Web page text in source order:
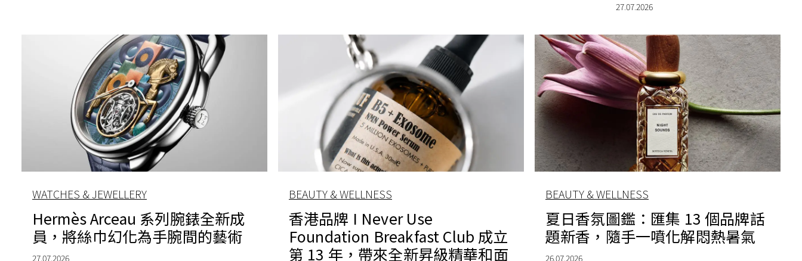
27.07.2026
WATCHES & JEWELLERY
Hermès Arceau 系列腕錶全新成
員，將絲巾幻化為手腕間的藝術
27.07.2026
BEAUTY & WELLNESS
香港品牌 I Never Use
Foundation Breakfast Club 成立
第 13 年，帶來全新昇級精華和面
BEAUTY & WELLNESS
夏日香氛圖鑑：匯集 13 個品牌話
題新香，隨手一噴化解悶熱暑氣
26.07.2026